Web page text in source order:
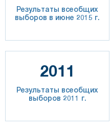
Результаты всеобщих
выборов в июне 2015 г.
2011
Результаты всеобщих
выборов 2011 г.